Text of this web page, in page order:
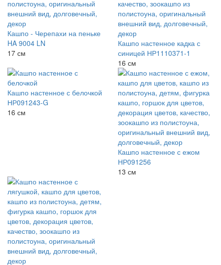
Кашпо - Черепахи на пеньке
HA 9004 LN
17 см
Кашпо настенное кадка с
синицей НР1110371-1
16 см
Кашпо настенное с белочкой
НР091243-G
16 см
Кашпо настенное с ежом
НР091256
13 см